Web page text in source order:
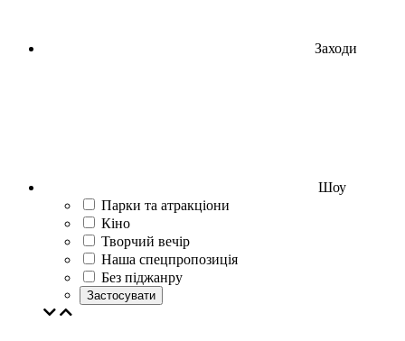
Заходи
Шоу
Парки та атракціони
Кіно
Творчий вечір
Наша спецпропозиція
Без піджанру
Застосувати